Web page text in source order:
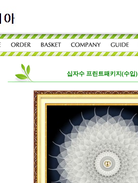
십자수 프린트패키지(수입)